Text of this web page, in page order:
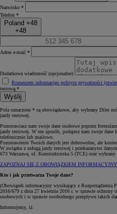
Nazwisko *
Telefon *
Poland +48
+48
Adres e-mail *
Dodatkowa wiadomość (opcjonalne)
Rozumiem informacjęo polityce prywatności
testową.*
Wyślij
Pola oznaczone * są obowiązkowe, aby wybrany Diler
jazdy testowej.
Pozostawiasz nam swoje dane osobowe poprzez
jazdy testowej. W ten sposób, podajesz nam swoje dane
telefonicznie lub mailowo.
Pozostawienie Twoich danych jest dobrowolne, ale
W związku z usługą jazdy testowej i przekazanymi
673 Warszawa, ul. Konstruktorska 5 (TCE) oraz
ZAPOZNAJ SIĘ Z OBOWIĄZKIEM
Kto i jak przetwarza Twoje dane?
(Obowiązek informacyjny wynikający z Rozporządzenia
2016/679 z dnia 27 kwietnia 2016 r. w sprawie ochrony
osobowych i w sprawie swobodnego przepływu takich
Informujemy, iż: